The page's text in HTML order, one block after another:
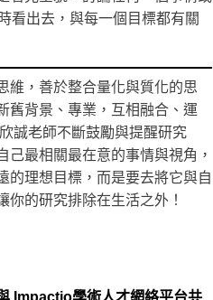
看出去，與每一個目標都有關
維，善於整合量化與質化的思
舊背景、專業，互相融合、運
誠老師不斷鼓勵與提醒研究
最相關最在意的事情與視角，
的理想目標，而是要去將它與自
的研究排除在生活之外！
Impactio學術人才網絡平台共